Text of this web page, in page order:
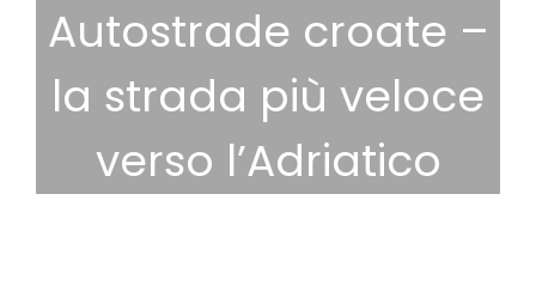
Autostrade croate –
la strada più veloce
verso l’Adriatico